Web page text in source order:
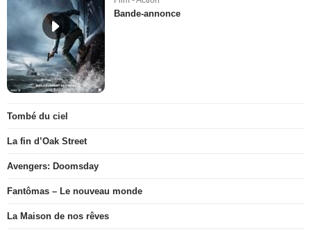
Bande-annonce
Tombé du ciel
La fin d’Oak Street
Avengers: Doomsday
Fantômas – Le nouveau monde
La Maison de nos rêves